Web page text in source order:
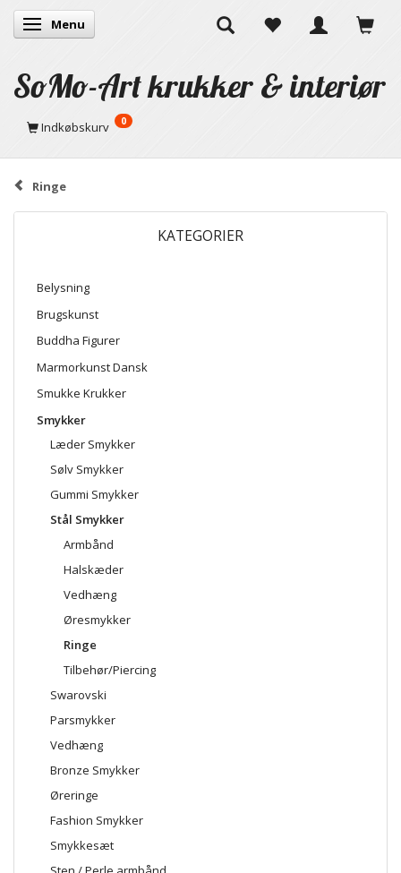
Skifte navigation
Menu
SoMo-Art krukker & interiør
Indkøbskurv 0
Ringe
KATEGORIER
Belysning
Brugskunst
Buddha Figurer
Marmorkunst Dansk
Smukke Krukker
Smykker
Læder Smykker
Sølv Smykker
Gummi Smykker
Stål Smykker
Armbånd
Halskæder
Vedhæng
Øresmykker
Ringe
Tilbehør/Piercing
Swarovski
Parsmykker
Vedhæng
Bronze Smykker
Øreringe
Fashion Smykker
Smykkesæt